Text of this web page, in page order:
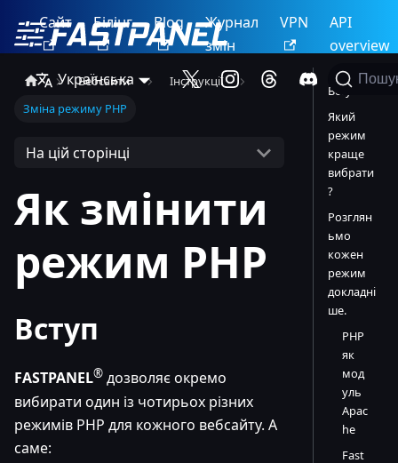
Сайт Білінг Blog
Журнал
змін
VPN
API
overview
Українська
Вебсайти
Інструкції
Зміна режиму PHP
На цій сторінці
Як змінити
режим PHP
Вступ
FASTPANEL® дозволяє окремо
вибирати один із чотирьох різних
режимів PHP для кожного вебсайту. А
саме:
Вступ
Який
режим
краще
вибрати
?
Розглян
ьмо
кожен
режим
докладні
ше.
PHP
як
мод
уль
Apac
he
Fast